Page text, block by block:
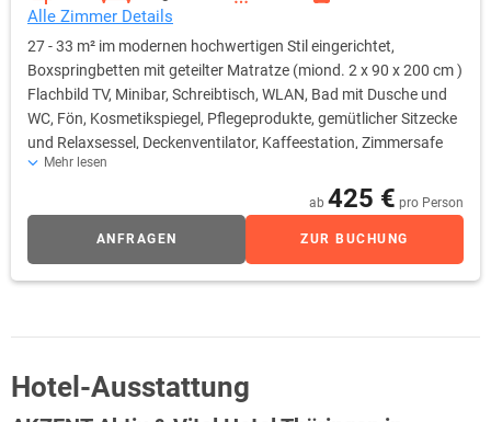
Alle Zimmer Details
27 - 33 m² im modernen hochwertigen Stil eingerichtet,
Boxspringbetten mit geteilter Matratze (miond. 2 x 90 x 200 cm )
Flachbild TV, Minibar, Schreibtisch, WLAN, Bad mit Dusche und
WC, Fön, Kosmetikspiegel, Pflegeprodukte, gemütlicher Sitzecke
und Relaxsessel, Deckenventilator, Kaffeestation, Zimmersafe
und Kamin.
Mehr lesen
ab 425 € pro Person
ANFRAGEN ZUR BUCHUNG
Hotel-Ausstattung